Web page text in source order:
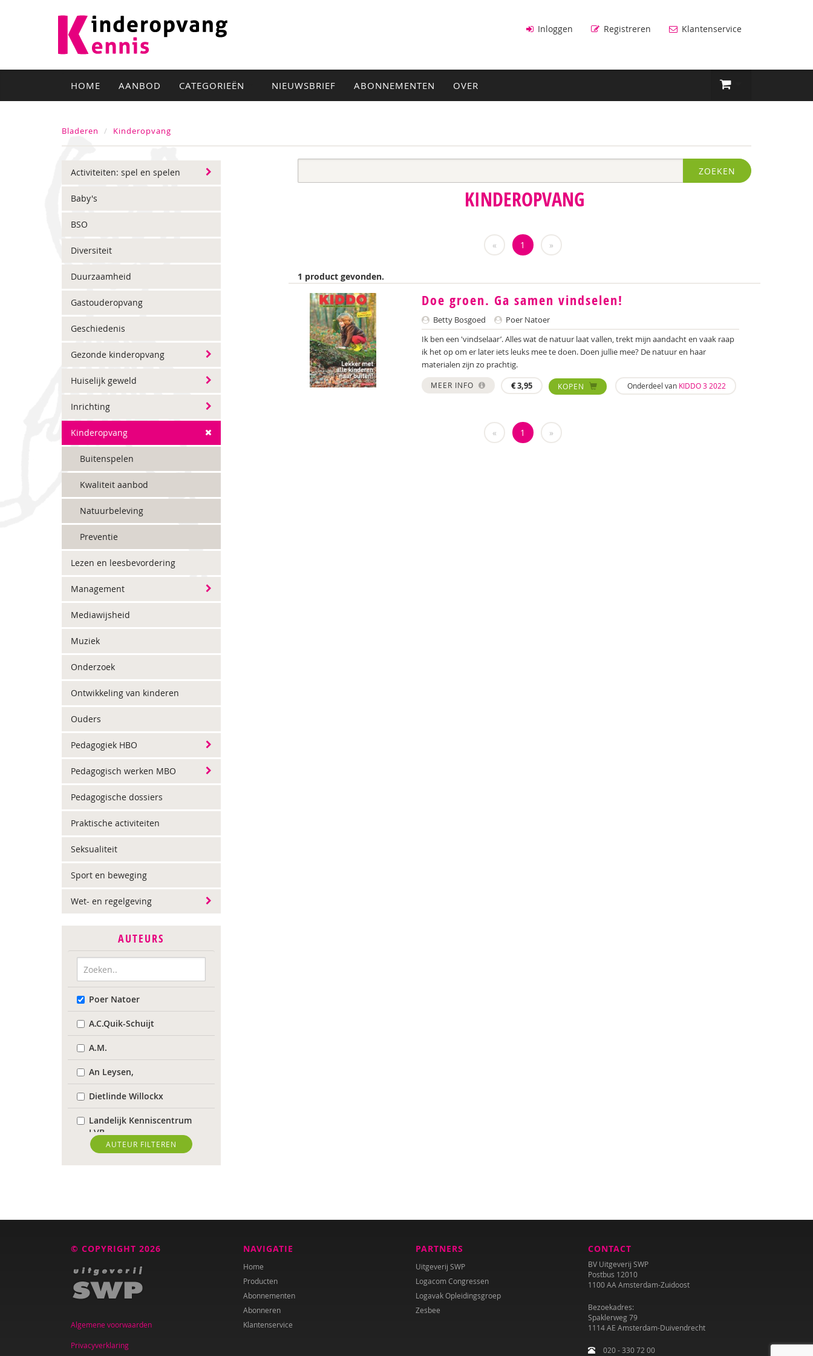
Inloggen Registreren Klantenservice
HOME AANBOD CATEGORIEËN NIEUWSBRIEF ABONNEMENTEN OVER
Bladeren Kinderopvang
Activiteiten: spel en spelen
Baby's
BSO
Diversiteit
Duurzaamheid
Gastouderopvang
Geschiedenis
Gezonde kinderopvang
Huiselijk geweld
Inrichting
Kinderopvang
Buitenspelen
Kwaliteit aanbod
Natuurbeleving
Preventie
Lezen en leesbevordering
Management
Mediawijsheid
Muziek
Onderzoek
Ontwikkeling van kinderen
Ouders
Pedagogiek HBO
Pedagogisch werken MBO
Pedagogische dossiers
Praktische activiteiten
Seksualiteit
Sport en beweging
Wet- en regelgeving
AUTEURS
Poer Natoer
A.C.Quik-Schuijt
A.M.
An Leysen,
Dietlinde Willockx
Landelijk Kenniscentrum
LVB
Sardes
Marijke Adema
Ilse Aerden
AUTEUR FILTEREN
ZOEKEN
KINDEROPVANG
« 1 »
1 product gevonden.
Doe groen. Ga samen vindselen!
Betty Bosgoed
Poer Natoer
Ik ben een 'vindselaar’. Alles wat de natuur laat vallen, trekt mijn aandacht en vaak raap
ik het op om er later iets leuks mee te doen. Doen jullie mee? De natuur en haar
materialen zijn zo prachtig.
MEER INFO €3,95 KOPEN Onderdeel van KIDDO 3 2022
« 1 »
© COPYRIGHT 2026
Algemene voorwaarden
Privacyverklaring
NAVIGATIE
Home
Producten
Abonnementen
Abonneren
Klantenservice
PARTNERS
Uitgeverij SWP
Logacom Congressen
Logavak Opleidingsgroep
Zesbee
CONTACT
BV Uitgeverij SWP
Postbus 12010
1100 AA Amsterdam-Zuidoost
Bezoekadres:
Spaklerweg 79
1114 AE Amsterdam-Duivendrecht
020 - 330 72 00